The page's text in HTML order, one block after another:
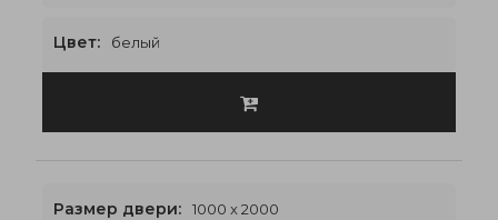
Цвет: белый
Размер двери: 1000 x 2000